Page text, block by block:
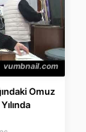
Omuz